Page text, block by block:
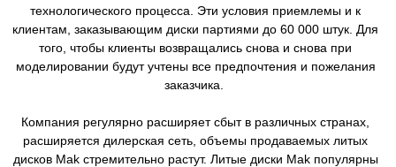
технологического процесса. Эти условия приемлемы и к
клиентам, заказывающим диски партиями до 60 000 штук. Для
того, чтобы клиенты возвращались снова и снова при
моделировании будут учтены все предпочтения и пожелания
заказчика.
Компания регулярно расширяет сбыт в различных странах,
расширяется дилерская сеть, объемы продаваемых литых
дисков Mak стремительно растут. Литые диски Mak популярны